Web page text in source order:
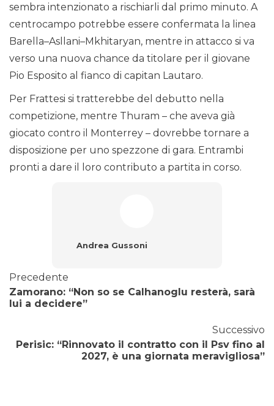
sembra intenzionato a rischiarli dal primo minuto. A
centrocampo potrebbe essere confermata la linea
Barella–Asllani–Mkhitaryan, mentre in attacco si va
verso una nuova chance da titolare per il giovane
Pio Esposito al fianco di capitan Lautaro.
Per Frattesi si tratterebbe del debutto nella
competizione, mentre Thuram – che aveva già
giocato contro il Monterrey – dovrebbe tornare a
disposizione per uno spezzone di gara. Entrambi
pronti a dare il loro contributo a partita in corso.
Andrea Gussoni
Precedente
Zamorano: “Non so se Calhanoglu resterà, sarà
lui a decidere”
Successivo
Perisic: “Rinnovato il contratto con il Psv fino al
2027, è una giornata meravigliosa”